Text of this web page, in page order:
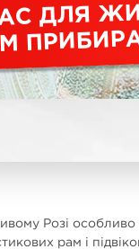
ДЛЯ
Розі особливо
рам і